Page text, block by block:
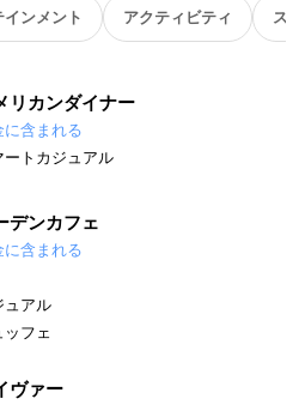
ンメント アクティビティ ス
リカンダイナー
に含まれる
ートカジュアル
デンカフェ
に含まれる
ュアル
ッフェ
ヴァー